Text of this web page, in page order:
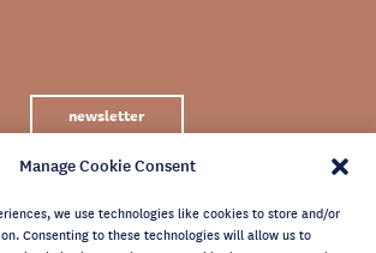
Manage Cookie Consent
we use technologies like cookies to store and/or
Consenting to these technologies will allow us to
newsletter